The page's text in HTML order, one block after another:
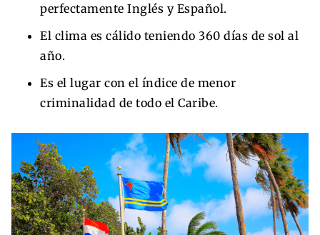
perfectamente Inglés y Español.
El clima es cálido teniendo 360 días de sol al
año.
Es el lugar con el índice de menor
criminalidad de todo el Caribe.